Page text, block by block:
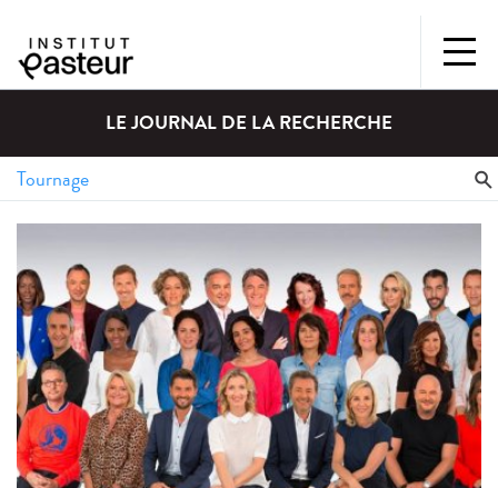
LE JOURNAL DE LA RECHERCHE